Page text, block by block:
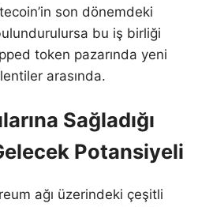
son dönemdeki
bu iş birliği
token pazarında yeni
arasında.
Sağladığı
Potansiyeli
ağı üzerindeki çeşitli